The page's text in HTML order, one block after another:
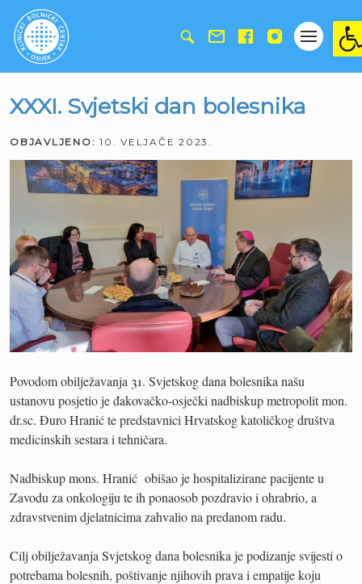
XXXI. Svjetski dan bolesnika
OBJAVLJENO: 10. VELJAČE 2023.
Povodom obilježavanja 31. Svjetskog dana bolesnika našu
ustanovu posjetio je đakovačko-osječki nadbiskup metropolit mon.
dr.sc. Đuro Hranić te predstavnici Hrvatskog katoličkog društva
medicinskih sestara i tehničara.
Nadbiskup mons. Hranić obišao je hospitalizirane pacijente u
Zavodu za onkologiju te ih ponaosob pozdravio i ohrabrio, a
zdravstvenim djelatnicima zahvalio na predanom radu.
Cilj obilježavanja Svjetskog dana bolesnika je podizanje svijesti o
potrebama bolesnih, poštivanje njihovih prava i empatije koju